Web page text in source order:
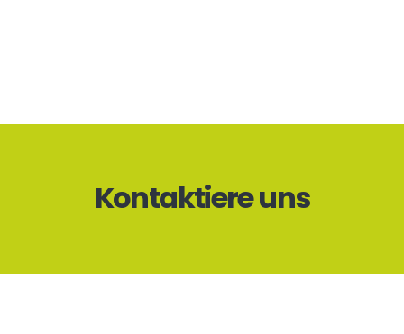
Kontaktiere uns